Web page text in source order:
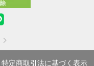
特定商取引法に基づく表示